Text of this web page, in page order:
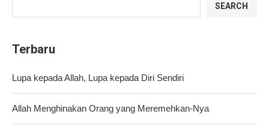
SEARCH
Terbaru
Lupa kepada Allah, Lupa kepada Diri Sendiri
Allah Menghinakan Orang yang Meremehkan-Nya